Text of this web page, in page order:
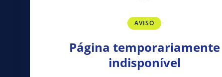
AVISO
Página temporariamente
indisponível